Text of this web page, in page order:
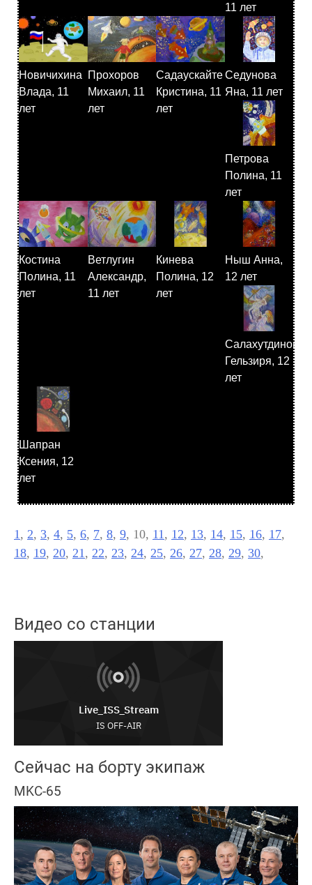
11 лет
Новичихина
Влада, 11
лет
Прохоров
Михаил, 11
лет
Садаускайте
Кристина, 11
лет
Седунова
Яна, 11 лет
Петрова
Полина, 11
лет
Костина
Полина, 11
лет
Ветлугин
Александр,
11 лет
Кинева
Полина, 12
лет
Ныш Анна,
12 лет
Салахутдинова
Гельзиря, 12
лет
Шапран
Ксения, 12
лет
1, 2, 3, 4, 5, 6, 7, 8, 9, 10, 11, 12, 13, 14, 15, 16, 17,
18, 19, 20, 21, 22, 23, 24, 25, 26, 27, 28, 29, 30,
Видео со станции
Сейчас на борту экипаж
MKC-65